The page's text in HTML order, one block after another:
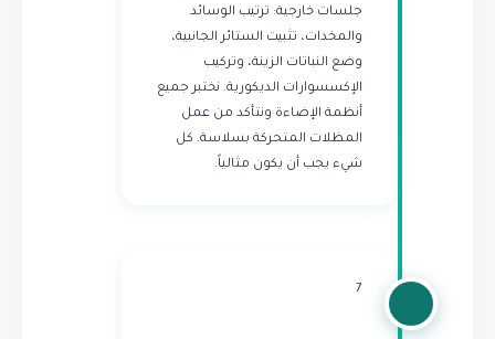
جلسات خارجية: ترتيب الوسائد
والمخدات، تثبيت الستائر الجانبية،
وضع النباتات الزينة، وتركيب
الإكسسوارات الديكورية. نختبر جميع
أنظمة الإضاءة ونتأكد من عمل
المظلات المتحركة بسلاسة. كل
شيء يجب أن يكون مثالياً.
7